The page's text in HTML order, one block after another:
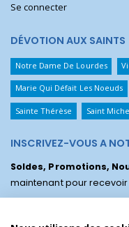
Se connecter
DÉVOTION AUX SAINTS
Notre Dame De Lourdes
Marie Qui Défait Les Noeuds
Sainte Thérèse Saint
INSCRIVEZ-VOUS A
Soldes, Promotions,
maintenant pour